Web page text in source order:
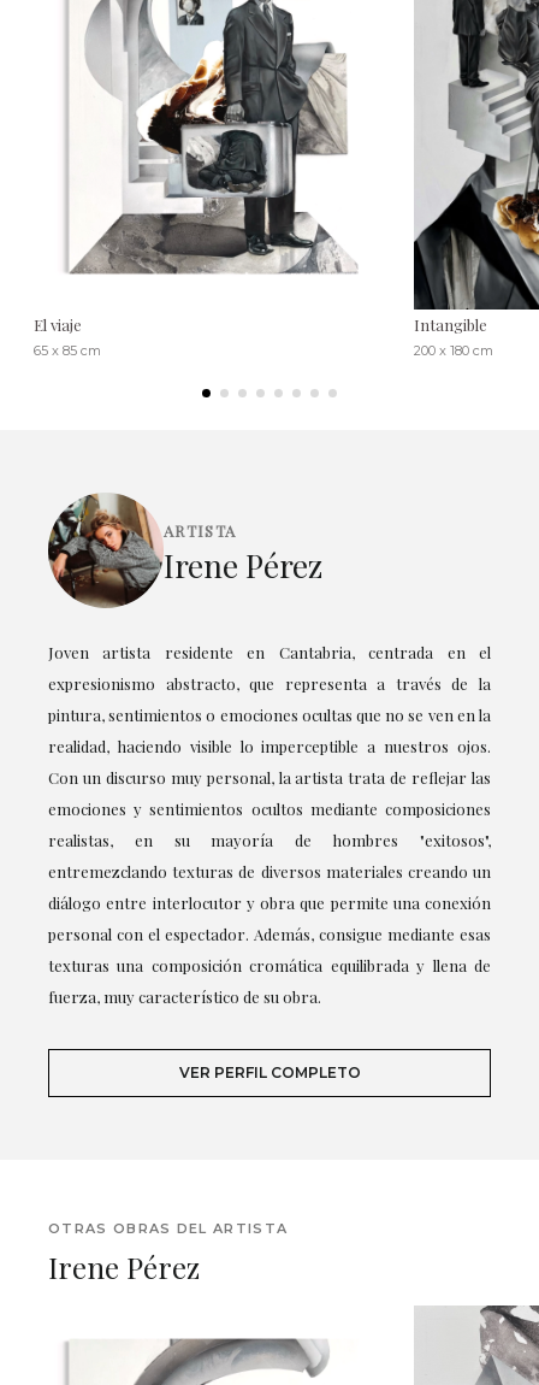
El viaje
65 x 85 cm
Intangible
200 x 180 cm
ARTISTA
Irene Pérez
Joven artista residente en Cantabria, centrada en el
expresionismo abstracto, que representa a través de la
pintura, sentimientos o emociones ocultas que no se ven en la
realidad, haciendo visible lo imperceptible a nuestros ojos.
Con un discurso muy personal, la artista trata de reflejar las
emociones y sentimientos ocultos mediante composiciones
realistas, en su mayoría de hombres "exitosos",
entremezclando texturas de diversos materiales creando un
diálogo entre interlocutor y obra que permite una conexión
personal con el espectador. Además, consigue mediante esas
texturas una composición cromática equilibrada y llena de
fuerza, muy característico de su obra.
VER PERFIL COMPLETO
OTRAS OBRAS DEL ARTISTA
Irene Pérez